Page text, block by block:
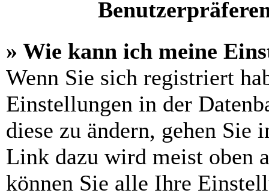
» Wie kann ich meine
Wenn Sie sich registriert
Einstellungen in der
diese zu ändern, gehen Sie
Link dazu wird meist oben
können Sie alle Ihre